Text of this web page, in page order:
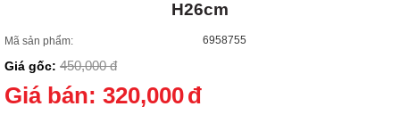
H26cm
Mã sản phẩm: 6958755
Giá gốc: 450,000 đ
Giá bán: 320,000đ